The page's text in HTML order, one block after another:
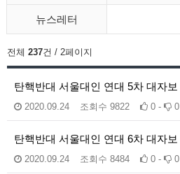
뉴스레터
전체 237건 / 2페이지
탄핵반대 서울대인 연대 5차 대자
2020.09.24 조회수 9822 0 - 0
탄핵반대 서울대인 연대 6차 대자
2020.09.24 조회수 8484 0 - 0